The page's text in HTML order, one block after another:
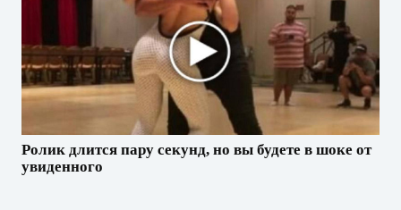
Ролик длится пару секунд, но вы будете в шоке от
увиденного